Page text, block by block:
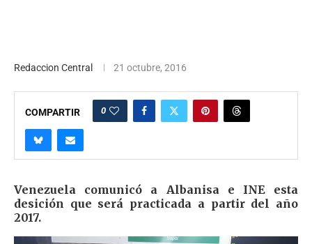
Redaccion Central 21 octubre, 2016
COMPARTIR 0
Venezuela comunicó a Albanisa e INE esta
desición que será practicada a partir del año
2017.